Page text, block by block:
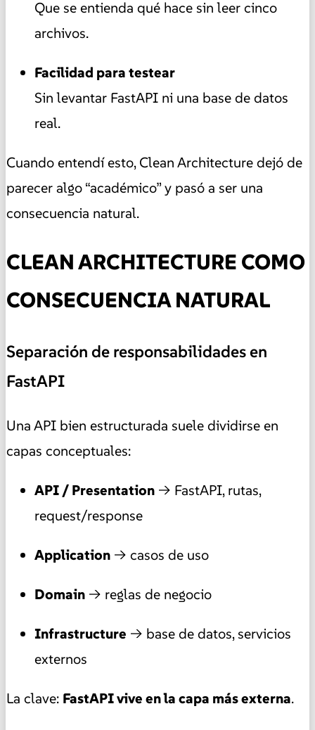
Que se entienda qué hace sin leer cinco
archivos.
Facilidad para testear
Sin levantar FastAPI ni una base de datos
real.
Cuando entendí esto, Clean Architecture dejó de
parecer algo “académico” y pasó a ser una
consecuencia natural.
CLEAN ARCHITECTURE COMO
CONSECUENCIA NATURAL
Separación de responsabilidades en
FastAPI
Una API bien estructurada suele dividirse en
capas conceptuales:
API / Presentation → FastAPI, rutas,
request/response
Application → casos de uso
Domain → reglas de negocio
Infrastructure → base de datos, servicios
externos
La clave: FastAPI vive en la capa más externa.